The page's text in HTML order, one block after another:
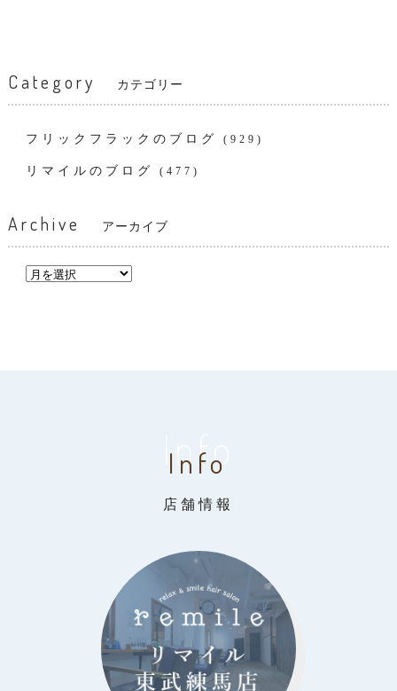
Category カテゴリー
フリックフラックのブログ (929)
リマイルのブログ (477)
Archive アーカイブ
Info
Info
店舗情報